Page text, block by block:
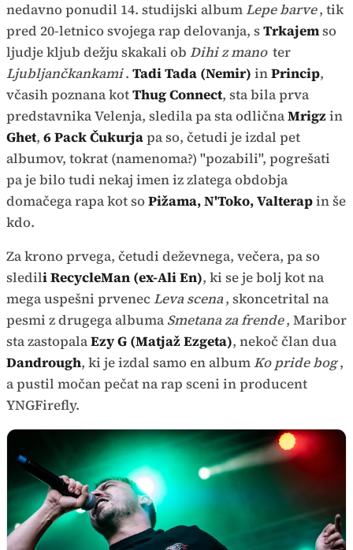
nedavno ponudil 14. studijski albumLepe barve, tik
pred 20-letnico svojega rap delovanja, sTrkajemso
ljudje kljub dežju skakali ob Dihi z mano ter
Ljubljančkankami. Tadi Tada (Nemir) inPrincip,
včasih poznana kotThug Connect, sta bila prva
predstavnika Velenja, sledila pa sta odličnaMrigzin
Ghet, 6 Pack Čukurjapa so, četudi je izdal pet
albumov, tokrat (namenoma?) "pozabili", pogrešati
pa je bilo tudi nekaj imen iz zlatega obdobja
domačega rapa kot soPižama, N'Toko, Valterapin še
kdo.
Za krono prvega, četudi deževnega, večera, pa so
sledili RecycleMan (ex-Ali En), ki se je bolj kot na
mega uspešni prvenecLeva scena, skoncetrital na
pesmi z drugega albuma Smetana za frende, Maribor
sta zastopalaEzy G (Matjaž Ezgeta), nekoč član dua
Dandrough, ki je izdal samo en albumKo pride bog,
a pustil močan pečat na rap sceni in producent
YNGFirefly.